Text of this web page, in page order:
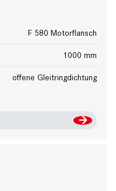
F 580 Motorflansch
1000 mm
offene Gleitringdichtung